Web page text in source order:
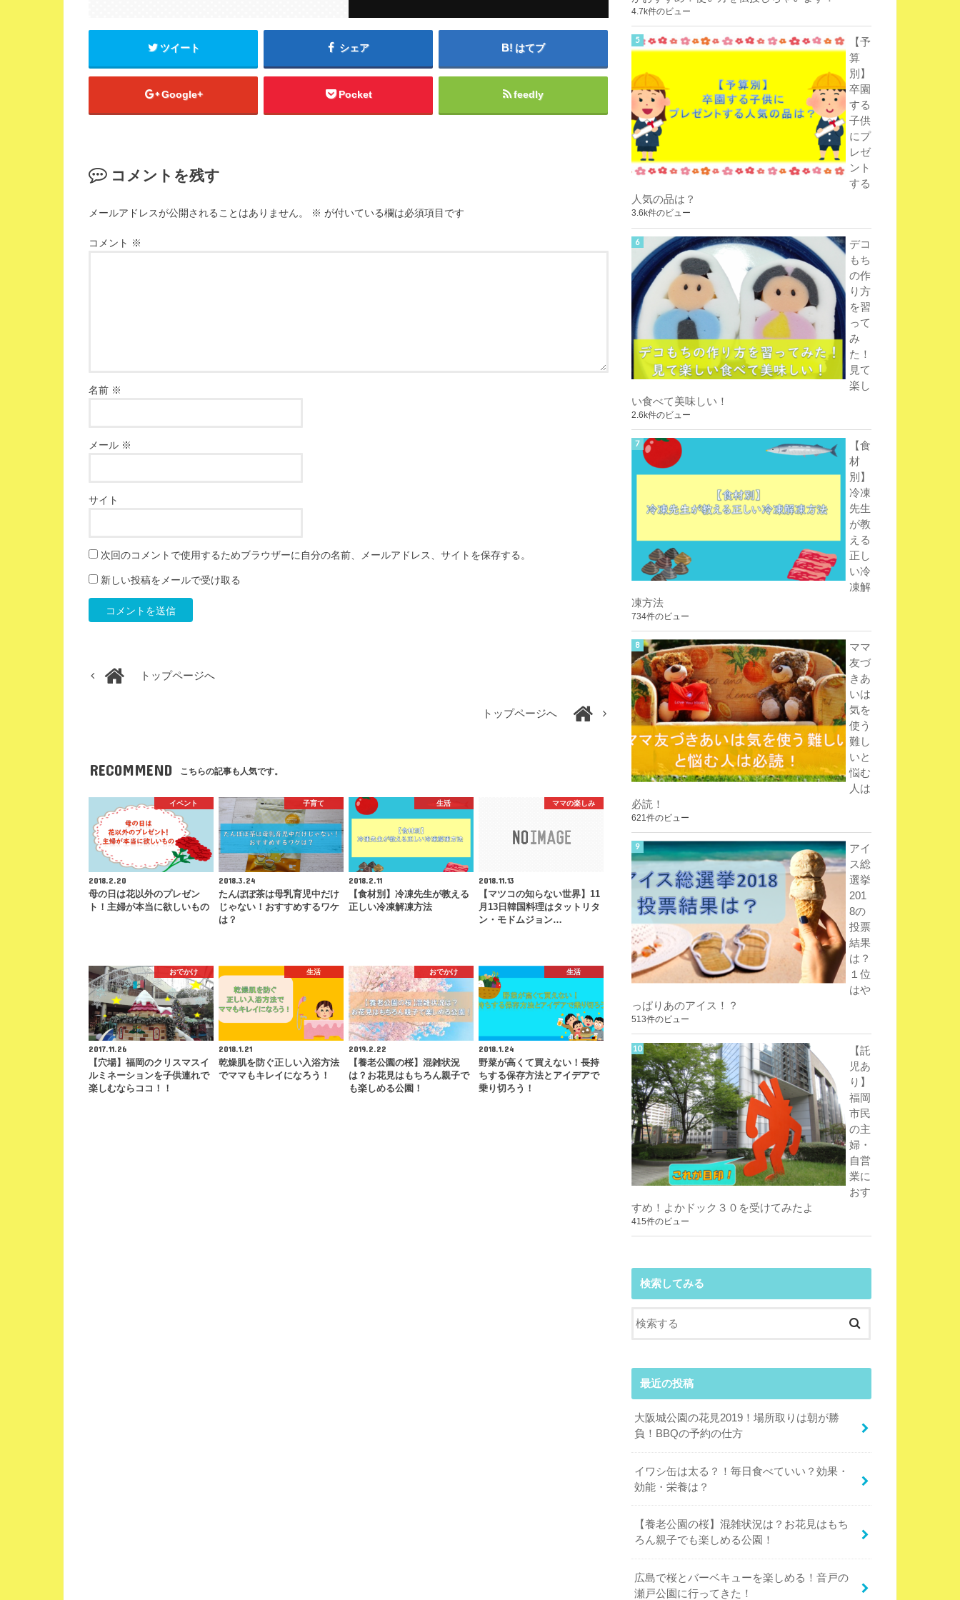
ツイート シェア はてブ
Google+ Pocket feedly
コメントを残す
メールアドレスが公開されることはありません。 ※ が付いている欄は必須項目です
コメント ※
名前 ※
メール ※
サイト
次回のコメントで使用するためブラウザーに自分の名前、メールアドレス、サイトを保存する。
新しい投稿をメールで受け取る
トップページへ
トップページへ
RECOMMEND こちらの記事も人気です。
イベント
2018.2.20
母の日は花以外のプレゼン
ト！主婦が本当に欲しいもの
子育て
2018.3.24
たんぽぽ茶は母乳育児中だけ
じゃない！おすすめするワケ
は？
生活
2018.2.11
【食材別】冷凍先生が教える
正しい冷凍解凍方法
ママの楽しみ
2018.11.13
【マツコの知らない世界】11
月13日韓国料理はタットリタ
ン・モドムジョン…
おでかけ
2017.11.26
【穴場】福岡のクリスマスイ
ルミネーションを子供連れで
楽しむならココ！！
生活
2018.1.21
乾燥肌を防ぐ正しい入浴方法
でママもキレイになろう！
おでかけ
2019.2.22
【養老公園の桜】混雑状況
は？お花見はもちろん親子で
も楽しめる公園！
生活
2018.1.24
野菜が高くて買えない！長持
ちする保存方法とアイデアで
乗り切ろう！
4.7k件のビュー
【予
算
別】
卒園
する
子供
にプ
レゼ
ント
する
人気の品は？
3.6k件のビュー
デコ
もち
の作
り方
を習
って
み
た！
見て
楽し
い食べて美味しい！
2.6k件のビュー
【食
材
別】
冷凍
先生
が教
える
正し
い冷
凍解
凍方法
734件のビュー
ママ
友づ
きあ
いは
気を
使う
難し
いと
悩む
人は
必読！
621件のビュー
アイ
ス総
選挙
201
8の
投票
結果
は？
１位
はや
っぱりあのアイス！？
513件のビュー
【託
児あ
り】
福岡
市民
の主
婦・
自営
業に
おす
すめ！よかドック３０を受けてみたよ
415件のビュー
検索してみる
最近の投稿
大阪城公園の花見2019！場所取りは朝が勝
負！BBQの予約の仕方
イワシ缶は太る？！毎日食べていい？効果・
効能・栄養は？
【養老公園の桜】混雑状況は？お花見はもち
ろん親子でも楽しめる公園！
広島で桜とバーベキューを楽しめる！音戸の
瀬戸公園に行ってきた！